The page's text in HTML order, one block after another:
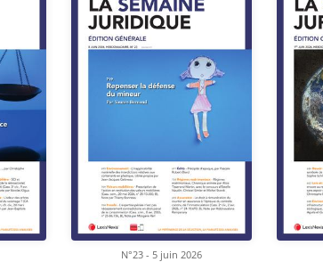
N°23 - 5 juin 2026